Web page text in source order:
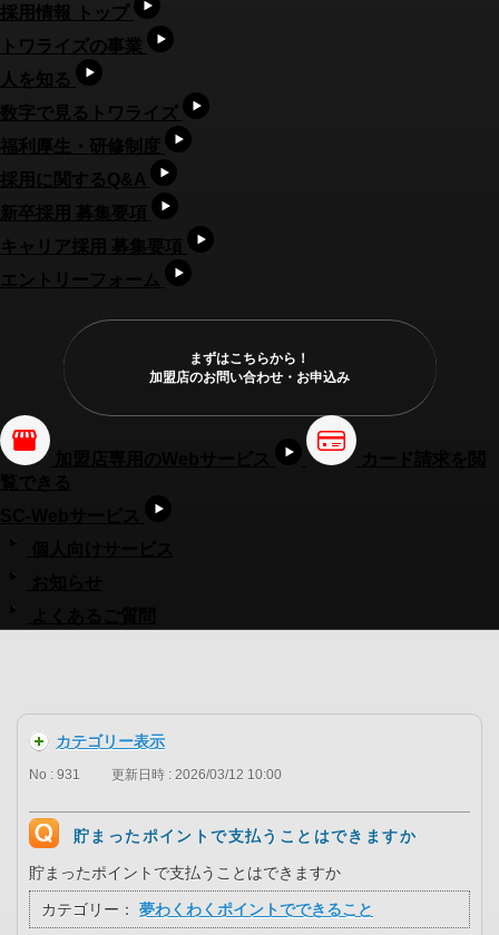
採用情報 トップ
トワライズの事業
人を知る
数字で見るトワライズ
福利厚生・研修制度
採用に関するQ&A
まずはこちらから！
加盟店のお問い合わせ・お申込み
カテゴリー表示
No : 931 更新日時 : 2026/03/12 10:00
貯まったポイントで支払うことはできますか
貯まったポイントで支払うことはできますか
カテゴリー： 夢わくわくポイントでできること